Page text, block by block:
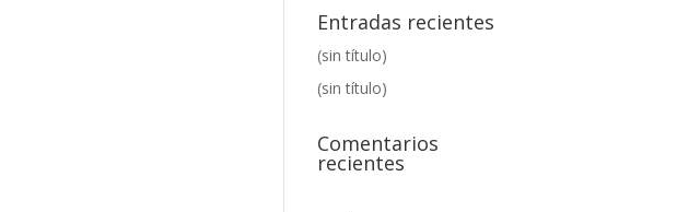
Entradas recientes
(sin título)
(sin título)
Comentarios
recientes